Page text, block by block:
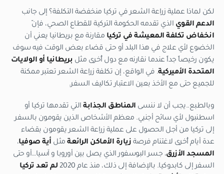
لكن لماذا عملية زراعة الشعر في تركيا منخفضة التكلفة؟ إلى جانب
الدعم القوي الذي تقدمه الحكومة التركية للقطاع الصحي، فإنّ
انخفاض تكلفة المعيشة في تركيا مقارنة مع بريطانيا يعني أن
الخضوع لأي علاج في هذا البلد أو حتى قضاء بعض الوقت فيه سوف
يكون رخيصاً جداً عندما نقارنه مع دول أُخرى مثل بريطانيا أو الولايات
المتحدة الأميركية. في الواقع، إن تكلفة زراعة الشعر تعتبر ممكنة
للجميع حتى مع الأخذ بعين الاعتبار تكاليف السفر.
وبالطبع..يجب أن لا ننسى المناطق الجذابة التي تقدمها تركيا أو
اسطنبول لأي سائح أجنبي. معظم الأشخاص الذين يقومون بالسفر
إلى تركيا من أجل الحصول على عملية زراعة الشعر يقومون بقضاء
عدة أيام أُخرى لاغتنام فرصة زيارة الأماكن الرائعة مثل أية صوفيا،
المسجد الأزرق، جسر البوسفور الذي يصل بين أوروبا و آسيا…أو حتى
السفر إلى كابدوكيا. بالإضافة إلى ذلك، منذ عام 2020
لم تعد تركيا